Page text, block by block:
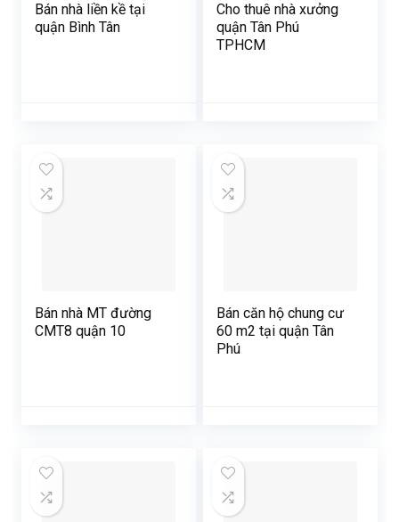
Bán nhà liền kề tại
quận Bình Tân
Cho thuê nhà xưởng
quận Tân Phú
TPHCM
Bán nhà MT đường
CMT8 quận 10
Bán căn hộ chung cư
60 m2 tại quận Tân
Phú